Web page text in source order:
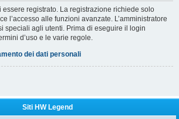
registrato. La registrazione richiede solo
l’accesso alle funzioni avanzate. L’amministratore
speciali agli utenti. Prima di eseguire il login
d’uso e le varie regole.
dei dati personali
Siti HW Legend